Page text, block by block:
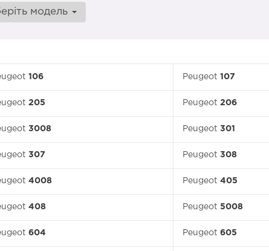
модель
106 Peugeot 107
205 Peugeot 206
3008 Peugeot 301
307 Peugeot 308
4008 Peugeot 405
408 Peugeot 5008
604 Peugeot 605